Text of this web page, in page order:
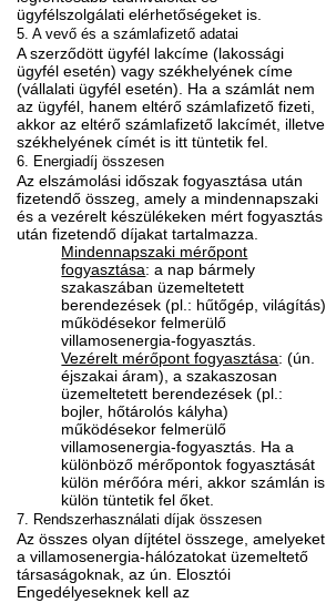
ügyfélszolgálati elérhetőségeket is.
5. A vevő és a számlafizető adatai
A szerződött ügyfél lakcíme (lakossági
ügyfél esetén) vagy székhelyének címe
(vállalati ügyfél esetén). Ha a számlát nem
az ügyfél, hanem eltérő számlafizető fizeti,
akkor az eltérő számlafizető lakcímét, illetve
székhelyének címét is itt tüntetik fel.
6. Energiadíj összesen
Az elszámolási időszak fogyasztása után
fizetendő összeg, amely a mindennapszaki
és a vezérelt készülékeken mért fogyasztás
után fizetendő díjakat tartalmazza.
Mindennapszaki mérőpont
fogyasztása: a nap bármely
szakaszában üzemeltetett
berendezések (pl.: hűtőgép, világítás)
működésekor felmerülő
villamosenergia-fogyasztás.
Vezérelt mérőpont fogyasztása: (ún.
éjszakai áram), a szakaszosan
üzemeltetett berendezések (pl.:
bojler, hőtárolós kályha)
működésekor felmerülő
villamosenergia-fogyasztás. Ha a
különböző mérőpontok fogyasztását
külön mérőóra méri, akkor számlán is
külön tüntetik fel őket.
7. Rendszerhasználati díjak összesen
Az összes olyan díjtétel összege, amelyeket
a villamosenergia-hálózatokat üzemeltető
társaságoknak, az ún. Elosztói
Engedélyeseknek kell az